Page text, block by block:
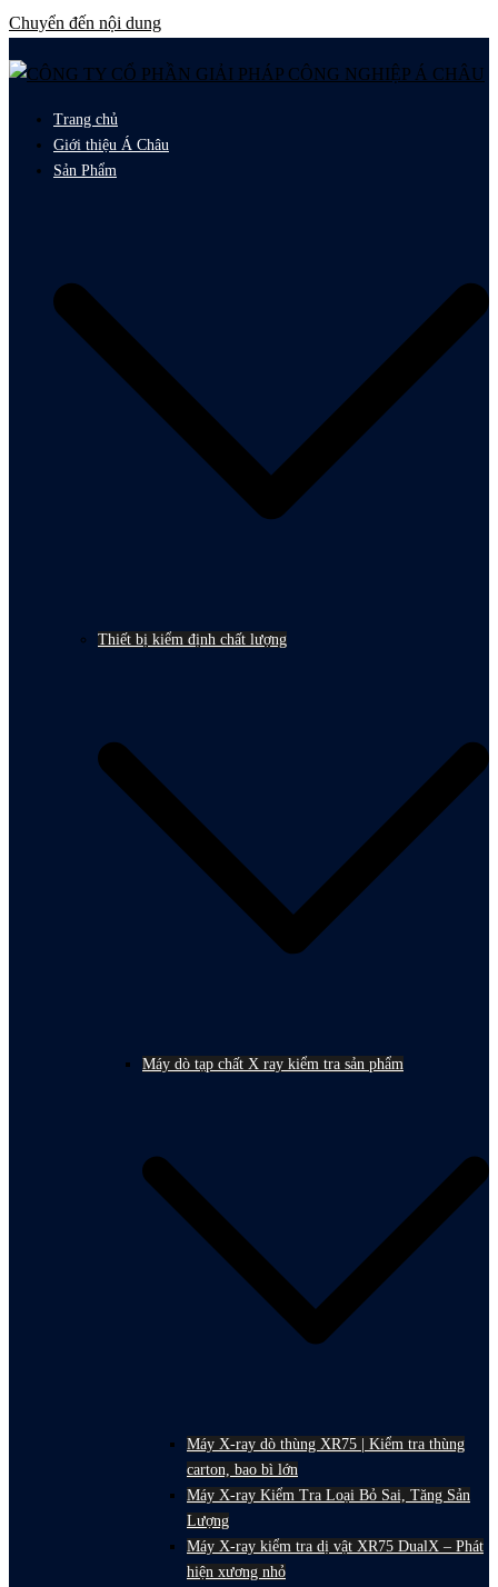
Chuyển đến nội dung
Trang chủ
Giới thiệu Á Châu
Sản Phẩm
Thiết bị kiểm định chất lượng
Máy dò tạp chất X ray kiểm tra sản phẩm
Máy X-ray dò thùng XR75 | Kiểm tra thùng
carton, bao bì lớn
Máy X-ray Kiểm Tra Loại Bỏ Sai, Tăng Sản
Lượng
Máy X-ray kiểm tra dị vật XR75 DualX – Phát
hiện xương nhỏ